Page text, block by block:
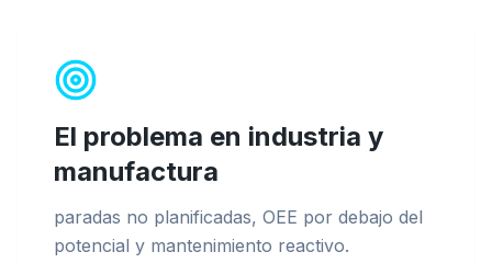
El problema en industria y
manufactura
paradas no planificadas, OEE por debajo del
potencial y mantenimiento reactivo.